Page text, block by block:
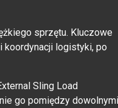
sprzętu. Kluczowe
koordynacji logistyki, po
Sling Load
go pomiędzy dowolnymi